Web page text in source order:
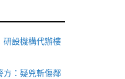
研設機構代辦樓
方：疑兇斬傷鄰